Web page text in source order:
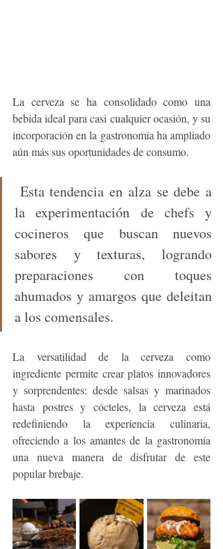
La cerveza se ha consolidado como una
bebida ideal para casi cualquier ocasión, y su
incorporación en la gastronomía ha ampliado
aún más sus oportunidades de consumo.
la experimentación de chefs y
cocineros que buscan nuevos
sabores y texturas, logrando
preparaciones con toques
ahumados y amargos que deleitan
a los comensales.
La versatilidad de la cerveza como
ingrediente permite crear platos innovadores
y sorprendentes: desde salsas y marinados
hasta postres y cócteles, la cerveza está
redefiniendo la experiencia culinaria,
ofreciendo a los amantes de la gastronomía
una nueva manera de disfrutar de este
popular brebaje.